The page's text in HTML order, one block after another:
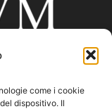
come i cookie
dispositivo. Il